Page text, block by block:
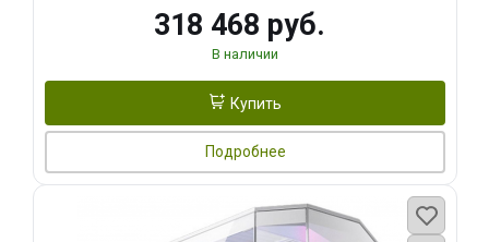
318 468 руб.
В наличии
Купить
Подробнее